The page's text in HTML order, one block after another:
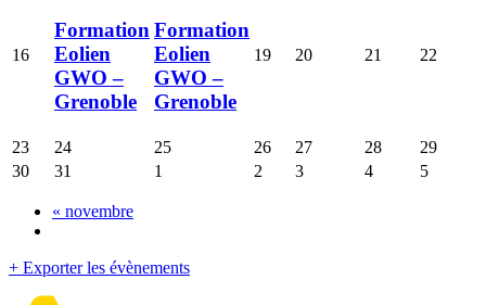
16
Formation
Eolien
GWO –
Grenoble
Formation
Eolien
GWO –
Grenoble
19 20 21 22
23 24 25 26 27 28
29
30
31 1 2 3 4 5
« novembre
+ Exporter les évènements